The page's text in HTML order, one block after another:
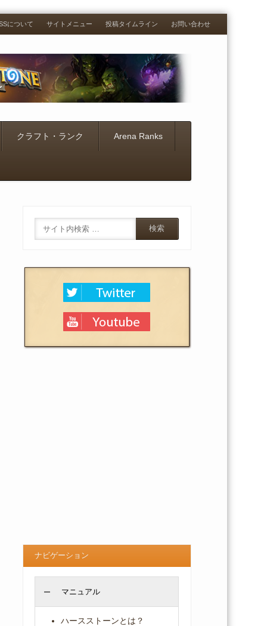
について サイトメニュー 投稿タイムライン お問い合わせ
クラフト・ランク Arena Ranks
ナビゲーション
マニュアル
ハースストーンとは？